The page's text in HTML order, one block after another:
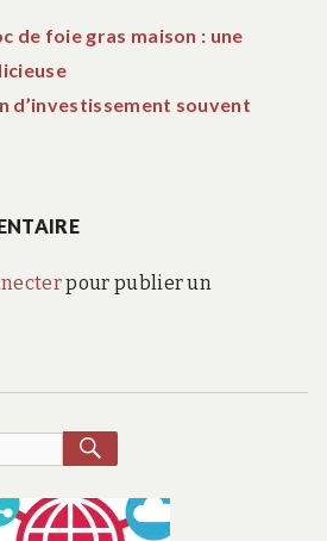
de foie gras maison : une
d’investissement souvent
pour publier un